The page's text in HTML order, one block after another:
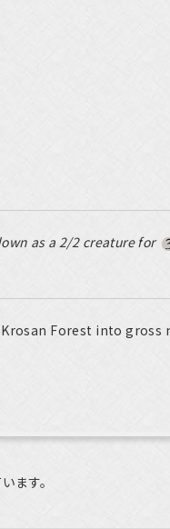
as a 2/2 creature for
Forest into gross
ます。